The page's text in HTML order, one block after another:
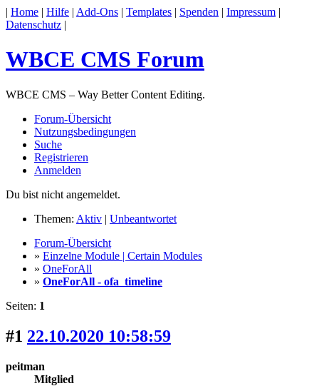
| Home | Hilfe | Add-Ons | Templates | Spenden | Impressum |
Datenschutz |
WBCE CMS Forum
WBCE CMS – Way Better Content Editing.
Forum-Übersicht
Nutzungsbedingungen
Suche
Registrieren
Anmelden
Du bist nicht angemeldet.
Themen: Aktiv | Unbeantwortet
Forum-Übersicht
» Einzelne Module | Certain Modules
» OneForAll
» OneForAll - ofa_timeline
Seiten: 1
#1 22.10.2020 10:58:59
peitman
Mitglied